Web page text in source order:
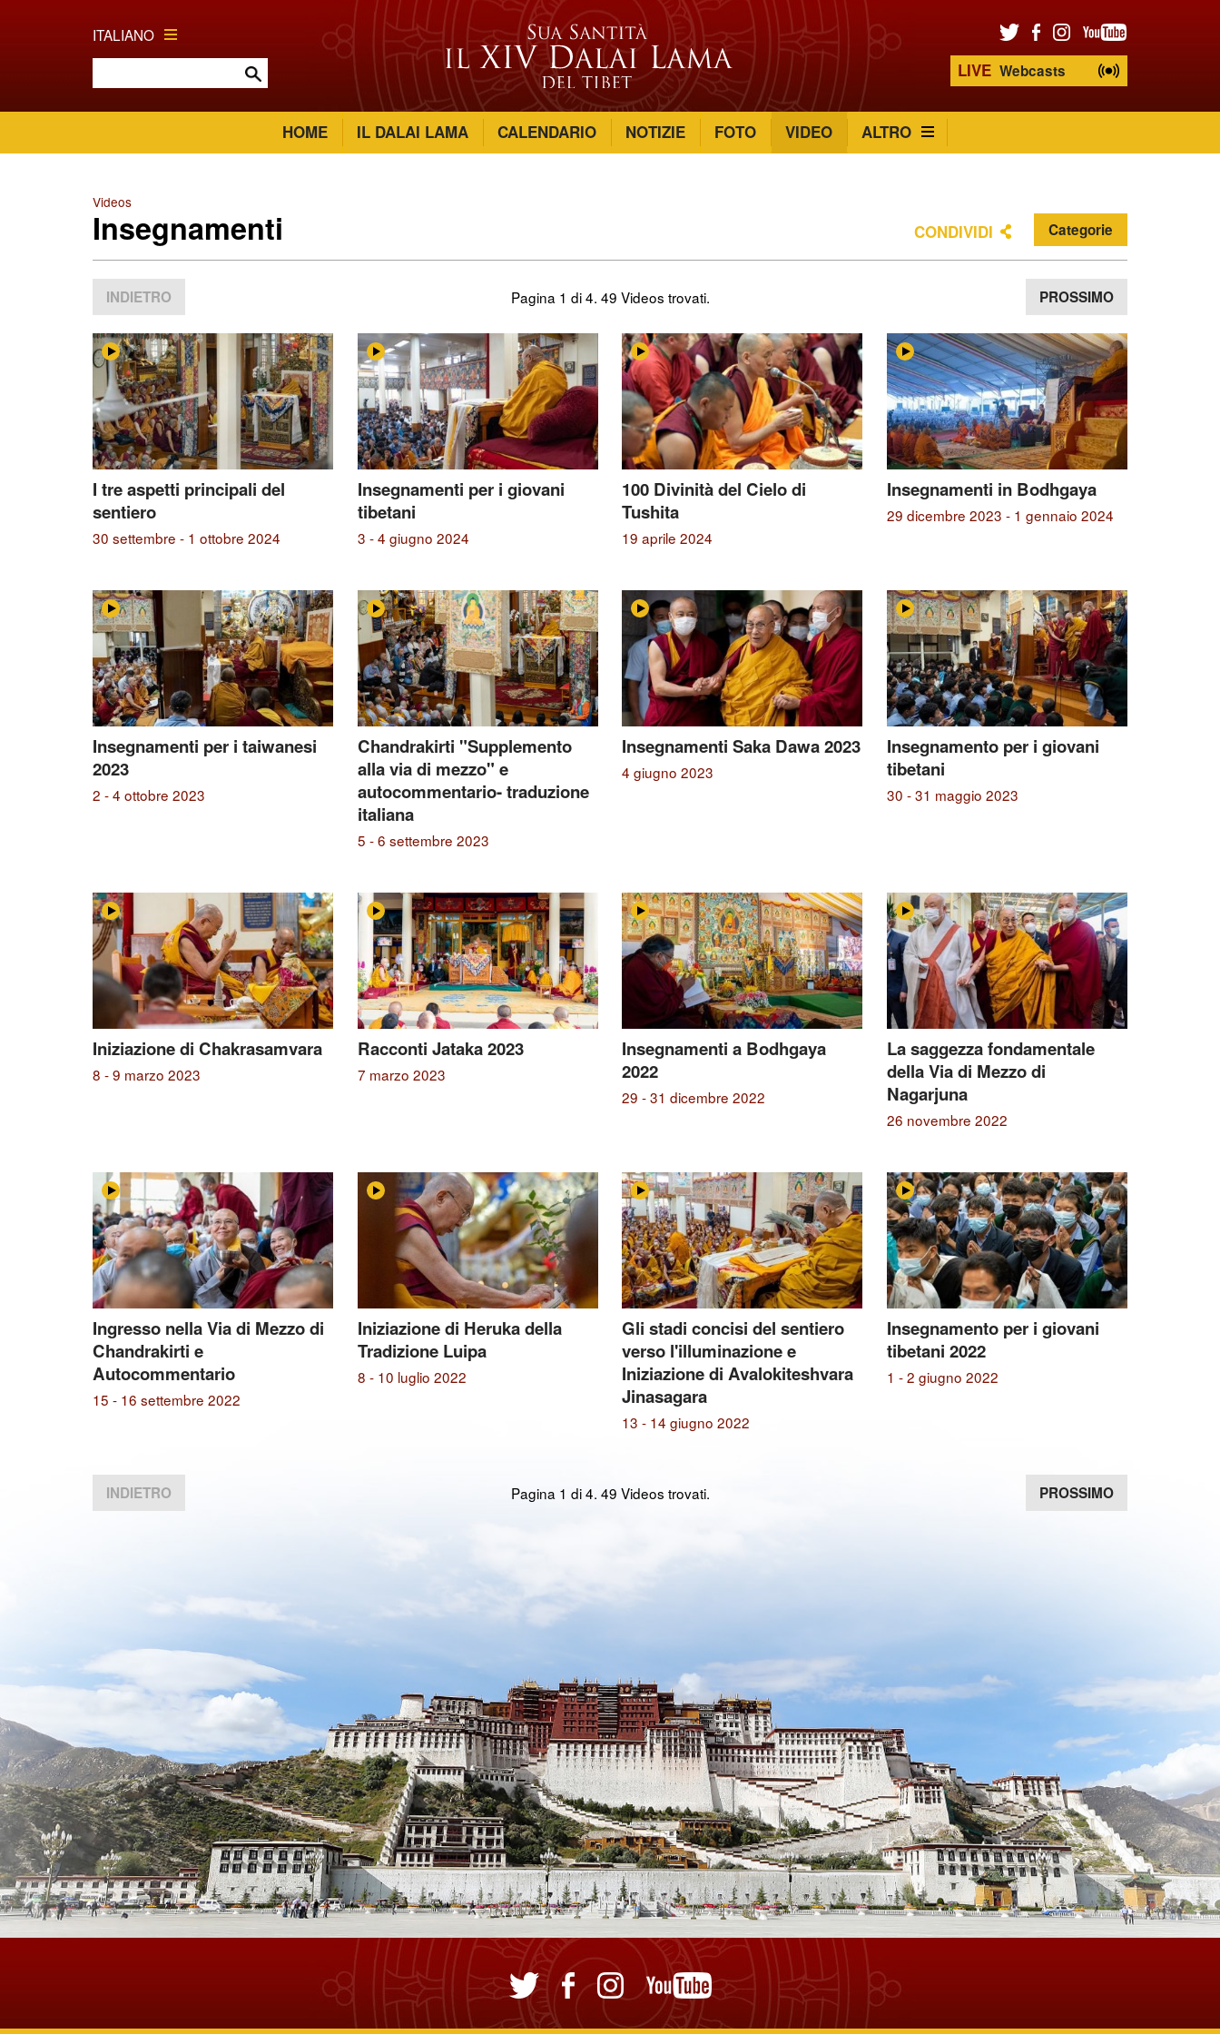
ITALIANO
LIVE Webcasts
HOME IL DALAI LAMA CALENDARIO NOTIZIE FOTO VIDEO ALTRO
Videos
​Insegnamenti CONDIVIDI Categorie
INDIETRO Pagina 1 di 4. 49 Videos trovati. PROSSIMO
I tre aspetti principali del
sentiero
30 settembre - 1 ottobre 2024
Insegnamenti per i giovani
tibetani
3 - 4 giugno 2024
100 Divinità del Cielo di
Tushita
19 aprile 2024
Insegnamenti in Bodhgaya
29 dicembre 2023 - 1 gennaio 2024
Insegnamenti per i taiwanesi
2023
2 - 4 ottobre 2023
Chandrakirti "Supplemento
alla via di mezzo" e
autocommentario- traduzione
italiana
5 - 6 settembre 2023
Insegnamenti Saka Dawa 2023
4 giugno 2023
Insegnamento per i giovani
tibetani
30 - 31 maggio 2023
Iniziazione di Chakrasamvara
8 - 9 marzo 2023
Racconti Jataka 2023
7 marzo 2023
Insegnamenti a Bodhgaya
2022
29 - 31 dicembre 2022
La saggezza fondamentale
della Via di Mezzo di
Nagarjuna
26 novembre 2022
Ingresso nella Via di Mezzo di
Chandrakirti e
Autocommentario
15 - 16 settembre 2022
Iniziazione di Heruka della
Tradizione Luipa
8 - 10 luglio 2022
Gli stadi concisi del sentiero
verso l'illuminazione e
Iniziazione di Avalokiteshvara
Jinasagara
13 - 14 giugno 2022
Insegnamento per i giovani
tibetani 2022
1 - 2 giugno 2022
INDIETRO Pagina 1 di 4. 49 Videos trovati. PROSSIMO